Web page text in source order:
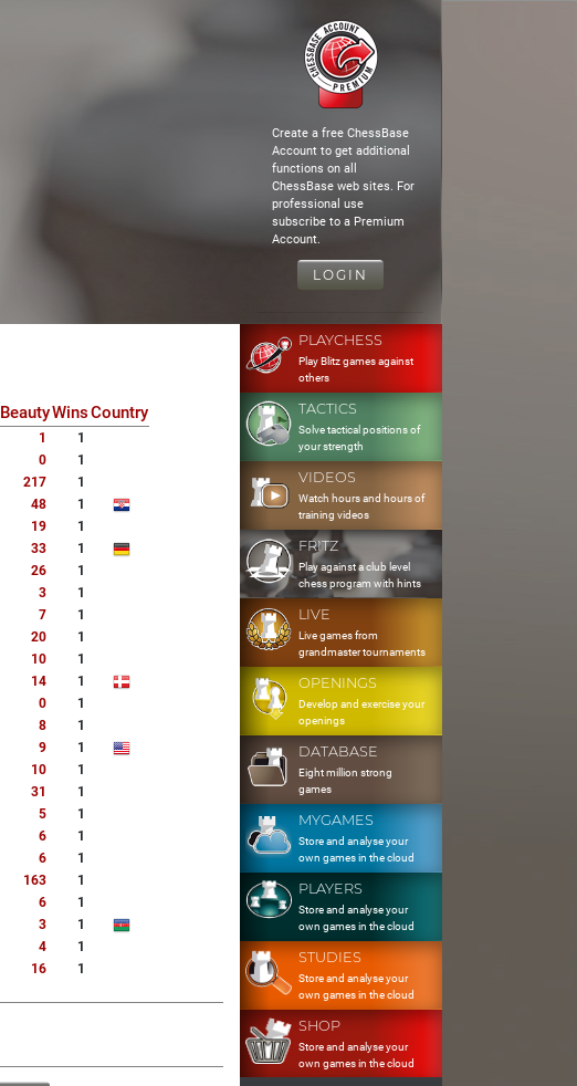
Create a free ChessBase
Account to get additional
functions on all
ChessBase web sites. For
professional use
subscribe to a Premium
Account.
LOGIN
BeautyWinsCountry
1
1
0
1
217
1
48
1
19
1
33
1
26
1
3
1
7
1
20
1
10
1
14
1
0
1
8
1
9
1
10
1
31
1
5
1
6
1
6
1
163
1
6
1
3
1
4
1
16 1
PLAYCHESS
Play Blitz games against
others
TACTICS
Solve tactical positions of
your strength
VIDEOS
Watch hours and hours of
training videos
FRITZ
Play against a club level
chess program with hints
LIVE
Live games from
grandmaster tournaments
OPENINGS
Develop and exercise your
openings
DATABASE
Eight million strong
games
MYGAMES
Store and analyse your
own games in the cloud
PLAYERS
Store and analyse your
own games in the cloud
STUDIES
Store and analyse your
own games in the cloud
SHOP
Store and analyse your
own games in the cloud